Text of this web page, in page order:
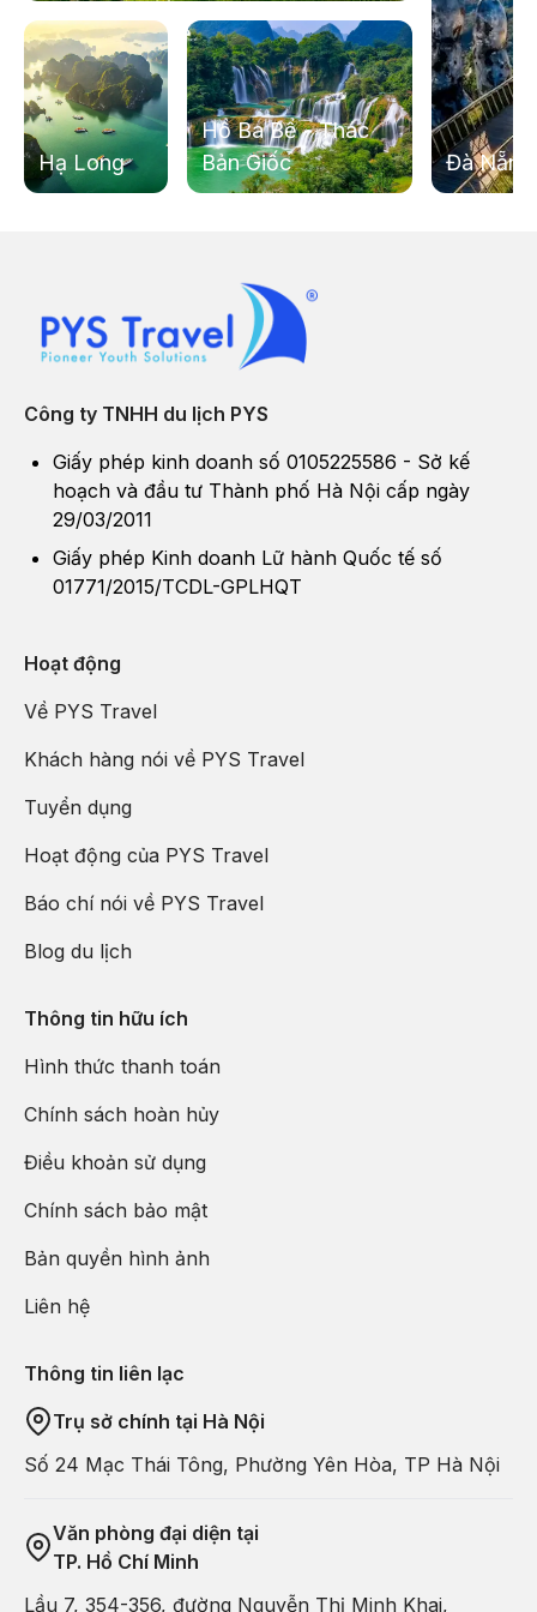
Hưng Trung Quốc!
11h30:Ăn trưa tại nhà hàng.
Sau bữa trưa HDV đưa quý khách đi bộ về
cửa khẩu
Đông Hưng
, làm thủ tục nhập cảnh về Việt Nam.
Sau đó đoàn di chuyển về Hà Nội. Kết thúc chuyến đi!
Đà Nẵng
Hạ Long
Hồ Ba Bể - Thác
Bản Giốc
Công ty TNHH du lịch PYS
Giấy phép kinh doanh số 0105225586 - Sở kế
hoạch và đầu tư Thành phố Hà Nội cấp ngày
29/03/2011
Giấy phép Kinh doanh Lữ hành Quốc tế số
01771/2015/TCDL-GPLHQT
Hoạt động
Về PYS Travel
Khách hàng nói về PYS Travel
Tuyển dụng
Hoạt động của PYS Travel
Báo chí nói về PYS Travel
Blog du lịch
Thông tin hữu ích
Hình thức thanh toán
Chính sách hoàn hủy
Điều khoản sử dụng
Chính sách bảo mật
Bản quyền hình ảnh
Liên hệ
Thông tin liên lạc
Trụ sở chính tại Hà Nội
Số 24 Mạc Thái Tông, Phường Yên Hòa, TP Hà Nội
Văn phòng đại diện tại
TP. Hồ Chí Minh
Lầu 7, 354-356, đường Nguyễn Thị Minh Khai,